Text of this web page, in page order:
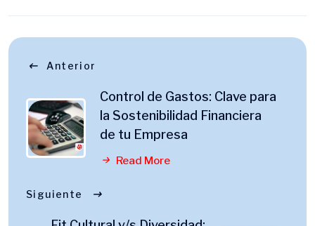
Anterior
Control de Gastos: Clave para
la Sostenibilidad Financiera
de tu Empresa
Read More
Siguiente